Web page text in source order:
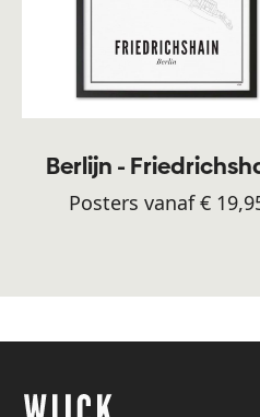
Berlijn -
Posters vanaf €